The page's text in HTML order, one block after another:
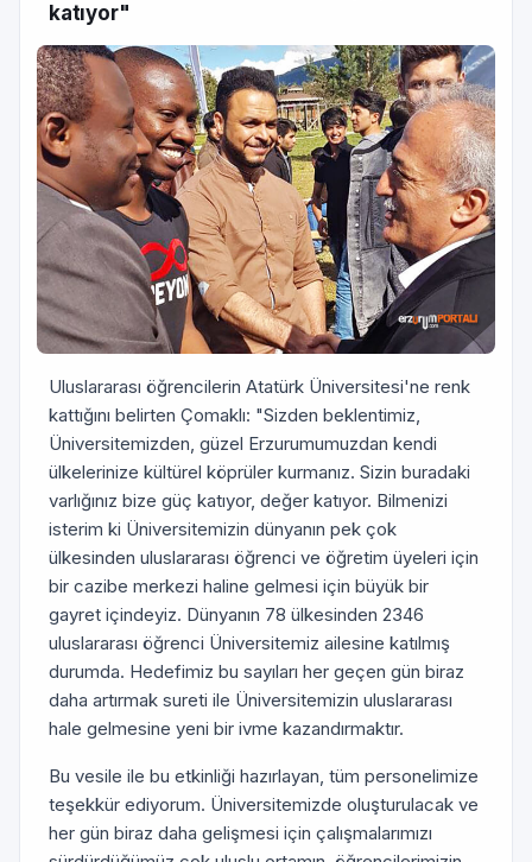
katıyor"
Uluslararası öğrencilerin Atatürk Üniversitesi'ne renk
kattığını belirten Çomaklı: "Sizden beklentimiz,
Üniversitemizden, güzel Erzurumumuzdan kendi
ülkelerinize kültürel köprüler kurmanız. Sizin buradaki
varlığınız bize güç katıyor, değer katıyor. Bilmenizi
isterim ki Üniversitemizin dünyanın pek çok
ülkesinden uluslararası öğrenci ve öğretim üyeleri için
bir cazibe merkezi haline gelmesi için büyük bir
gayret içindeyiz. Dünyanın 78 ülkesinden 2346
uluslararası öğrenci Üniversitemiz ailesine katılmış
durumda. Hedefimiz bu sayıları her geçen gün biraz
daha artırmak sureti ile Üniversitemizin uluslararası
hale gelmesine yeni bir ivme kazandırmaktır.
Bu vesile ile bu etkinliği hazırlayan, tüm personelimize
teşekkür ediyorum. Üniversitemizde oluşturulacak ve
her gün biraz daha gelişmesi için çalışmalarımızı